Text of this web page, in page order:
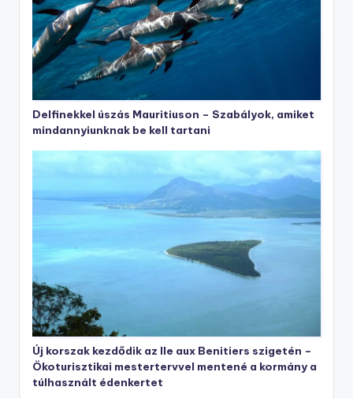
Delfinekkel úszás Mauritiuson – Szabályok, amiket
mindannyiunknak be kell tartani
Új korszak kezdődik az Ile aux Benitiers szigetén –
Ökoturisztikai mestertervvel mentené a kormány a
túlhasznált édenkertet